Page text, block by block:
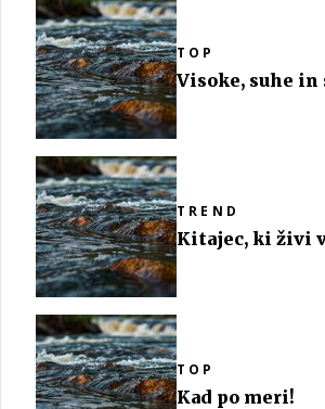
TOP
Visoke, suhe in
TREND
Kitajec, ki živi
TOP
Kad po meri!